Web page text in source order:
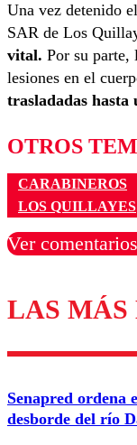
Una vez detenido
SAR de Los
vital. Por su parte,
lesiones en el
trasladadas hasta
OTROS
CARABINEROS
LOS QUILLAYES
Ver comentarios
Los
Correo
LAS MÁS
Senapred ordena
desborde del río